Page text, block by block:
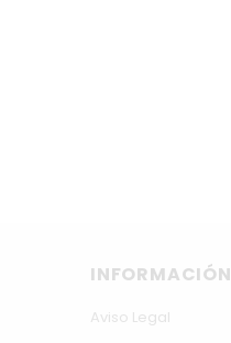
INFORMACIÓN
Aviso Legal